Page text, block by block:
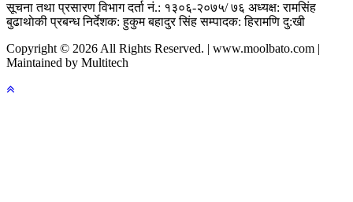
सूचना तथा प्रसारण विभाग दर्ता नं.: १३०६-२०७५/ ७६ अध्यक्ष: रामसिंह
बुढाथाेकी प्रबन्ध निर्देशक: हुकुम बहादुर सिंह सम्पादक: हिरामणि दु:खी
Copyright © 2026 All Rights Reserved. | www.moolbato.com |
Maintained by Multitech